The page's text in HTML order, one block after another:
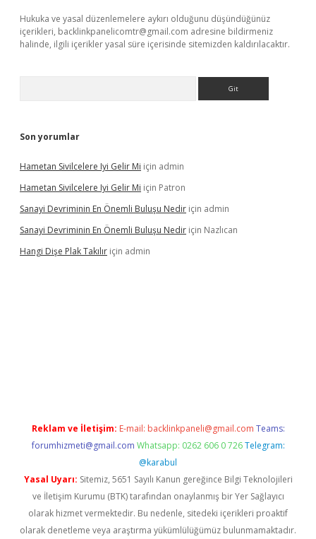
Hukuka ve yasal düzenlemelere aykırı olduğunu düşündüğünüz
içerikleri, backlinkpanelicomtr@gmail.com adresine bildirmeniz
halinde, ilgili içerikler yasal süre içerisinde sitemizden kaldırılacaktır.
Son yorumlar
Hametan Sivilcelere Iyi Gelir Mi için admin
Hametan Sivilcelere Iyi Gelir Mi için Patron
Sanayi Devriminin En Önemli Buluşu Nedir için admin
Sanayi Devriminin En Önemli Buluşu Nedir için Nazlıcan
Hangi Dişe Plak Takılır için admin
Reklam ve İletişim: E-mail: backlinkpaneli@gmail.com Teams:
forumhizmeti@gmail.com Whatsapp: 0262 606 0 726 Telegram:
@karabul
Yasal Uyarı: Sitemiz, 5651 Sayılı Kanun gereğince Bilgi Teknolojileri
ve İletişim Kurumu (BTK) tarafından onaylanmış bir Yer Sağlayıcı
olarak hizmet vermektedir. Bu nedenle, sitedeki içerikleri proaktif
olarak denetleme veya araştırma yükümlülüğümüz bulunmamaktadır.